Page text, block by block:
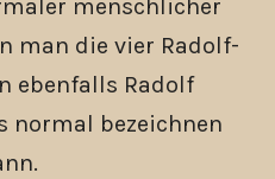
menschlicher
man die vier Radolf-
ebenfalls Radolf
normal bezeichnen